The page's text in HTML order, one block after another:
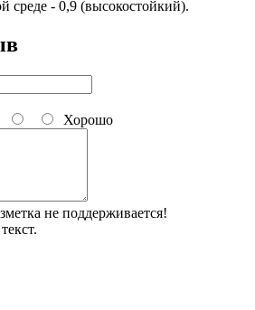
среде - 0,9 (высокостойкий).
Хорошо
не поддерживается!